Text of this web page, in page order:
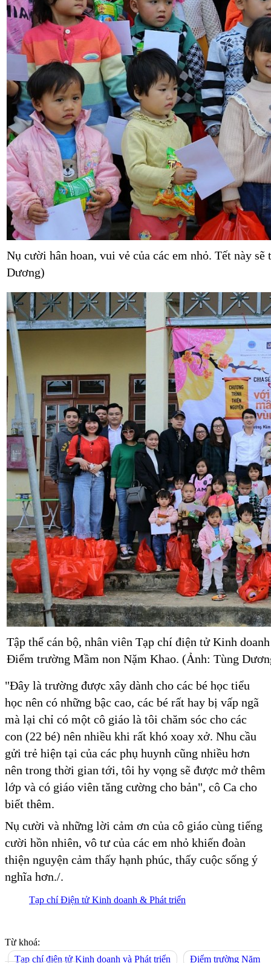
Nụ cười hân hoan, vui vẻ của các em nhỏ. Tết này
Dương)
Tập thể cán bộ, nhân viên Tạp chí điện tử Kinh
Điểm trường Mầm non Nặm Khao. (Ảnh: Tùng
"Đây là trường được xây dành cho các bé học tiểu
học nên có những bậc cao, các bé rất hay bị vấp ngã
mà lại chỉ có một cô giáo là tôi chăm sóc cho các
con (22 bé) nên nhiều khi rất khó xoay xở. Nhu cầu
gửi trẻ hiện tại của các phụ huynh cũng nhiều hơn
nên trong thời gian tới, tôi hy vọng sẽ được mở thêm
lớp và có giáo viên tăng cường cho bản", cô Ca cho
biết thêm.
Nụ cười và những lời cảm ơn của cô giáo cùng tiếng
cười hồn nhiên, vô tư của các em nhỏ khiến đoàn
thiện nguyện cảm thấy hạnh phúc, thấy cuộc sống ý
nghĩa hơn./.
Tạp chí Điện tử Kinh doanh & Phát triển
Từ khoá:
Tạp chí điện tử Kinh doanh và Phát triển
Điểm trường Nặm